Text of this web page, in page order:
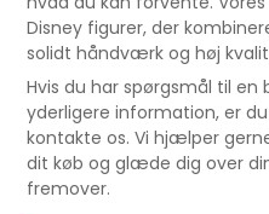
Disney figurer, der
solidt håndværk og høj
Hvis du har spørgsmål til
yderligere information, er
kontakte os. Vi hjælper
dit køb og glæde dig over
fremover.